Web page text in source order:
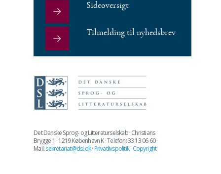
Sideoversigt
Tilmelding til nyhedsbrev
Det Danske Sprog- og Litteraturselskab · Christians
Brygge 1 · 1219 København K · Telefon: 33 13 06 60 ·
Mail:sekretariat@dsl.dk· Privatlivspolitik· Copyright